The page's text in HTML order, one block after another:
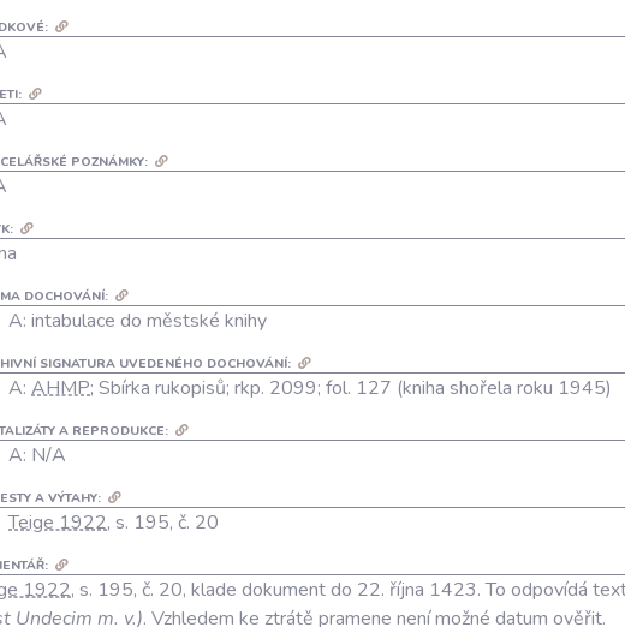
POZNÁMKY:
DOCHOVÁNÍ:
A: intabulace do městské knihy
SIGNATURA UVEDENÉHO DOCHOVÁNÍ:
A: AHMP; Sbírka rukopisů; rkp. 2099; fol. 127 (kniha shořela roku 1945)
A REPRODUKCE:
A: N/A
A VÝTAHY:
Teige 1922, s. 195, č. 20
1922, s. 195, č. 20, klade dokument do 22. října 1423. To odpovídá
Undecim m. v.). Vzhledem ke ztrátě pramene není možné datum ověřit.